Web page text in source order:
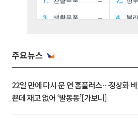
주요뉴스
22일 만에 다시 문 연 홈플러스…정상화 바
쁜데 재고 없어 ‘발동동’[가보니]